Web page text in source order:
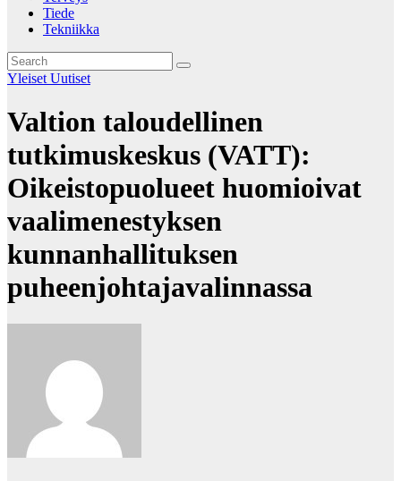
Tiede
Tekniikka
Yleiset Uutiset
Valtion taloudellinen
tutkimuskeskus (VATT):
Oikeistopuolueet huomioivat
vaalimenestyksen
kunnanhallituksen
puheenjohtajavalinnassa